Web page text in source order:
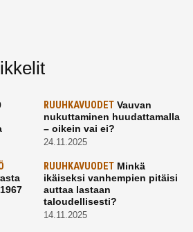
RUUHKAVUODETVauvan
nukuttaminen huudattamalla
– oikein vai ei?
24.11.2025
RUUHKAVUODETMinkä
ikäiseksi vanhempien pitäisi
auttaa lastaan
taloudellisesti?
14.11.2025